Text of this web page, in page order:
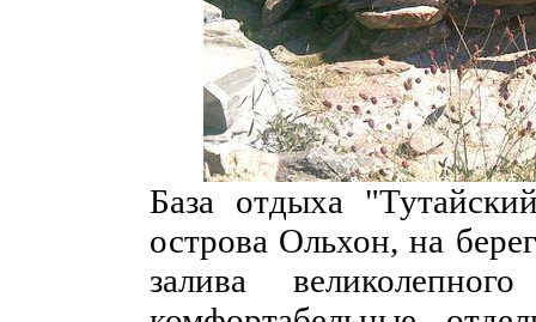
База отдыха
острова Ольхон, на
залива